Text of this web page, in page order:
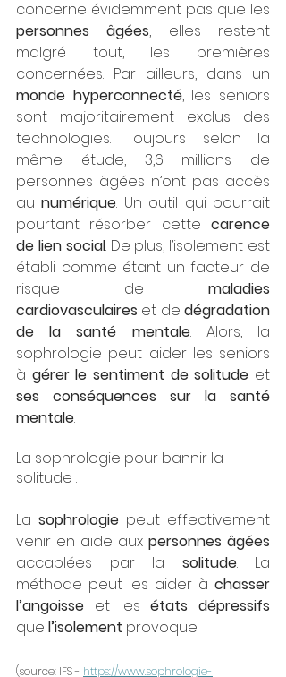
personnes âgées, elles restent
malgré tout, les premières
monde hyperconnecté, les seniors
sont majoritairement exclus des
technologies. Toujours selon la
même étude, 3,6 millions de
personnes âgées n’ont pas accès
au numérique. Un outil qui pourrait
pourtant résorber cette carence
de lien social. De plus, l’isolement est
établi comme étant un facteur de
risque de maladies
cardiovasculaires et de dégradation
de la santé mentale. Alors, la
sophrologie peut aider les seniors
à gérer le sentiment de solitude
ses conséquences sur la santé
mentale.
La sophrologie pour bannir la
solitude :
La sophrologie peut effectivement
venir en aide aux personnes âgées
accablées par la solitude. La
méthode peut les aider à chasser
l’angoisse et les états dépressifs
que l’isolement provoque.
(source: IFS - https://www.sophrologie-